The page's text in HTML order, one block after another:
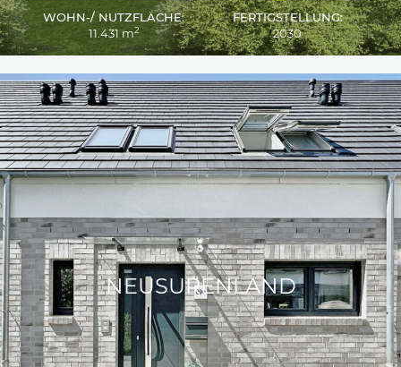
WOHN-/ NUTZFLÄCHE:
11.431 m2
FERTIGSTELLUNG:
2030
NEUSURENLAND